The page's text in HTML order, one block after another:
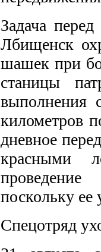
Задача
Лбищенск
шашек при
станицы
выполнения
километров
дневное
красными
поскольку ее
Спецотряд